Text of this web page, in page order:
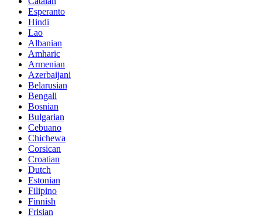
Esperanto
Hindi
Lao
Albanian
Amharic
Armenian
Azerbaijani
Belarusian
Bengali
Bosnian
Bulgarian
Cebuano
Chichewa
Corsican
Croatian
Dutch
Estonian
Filipino
Finnish
Frisian